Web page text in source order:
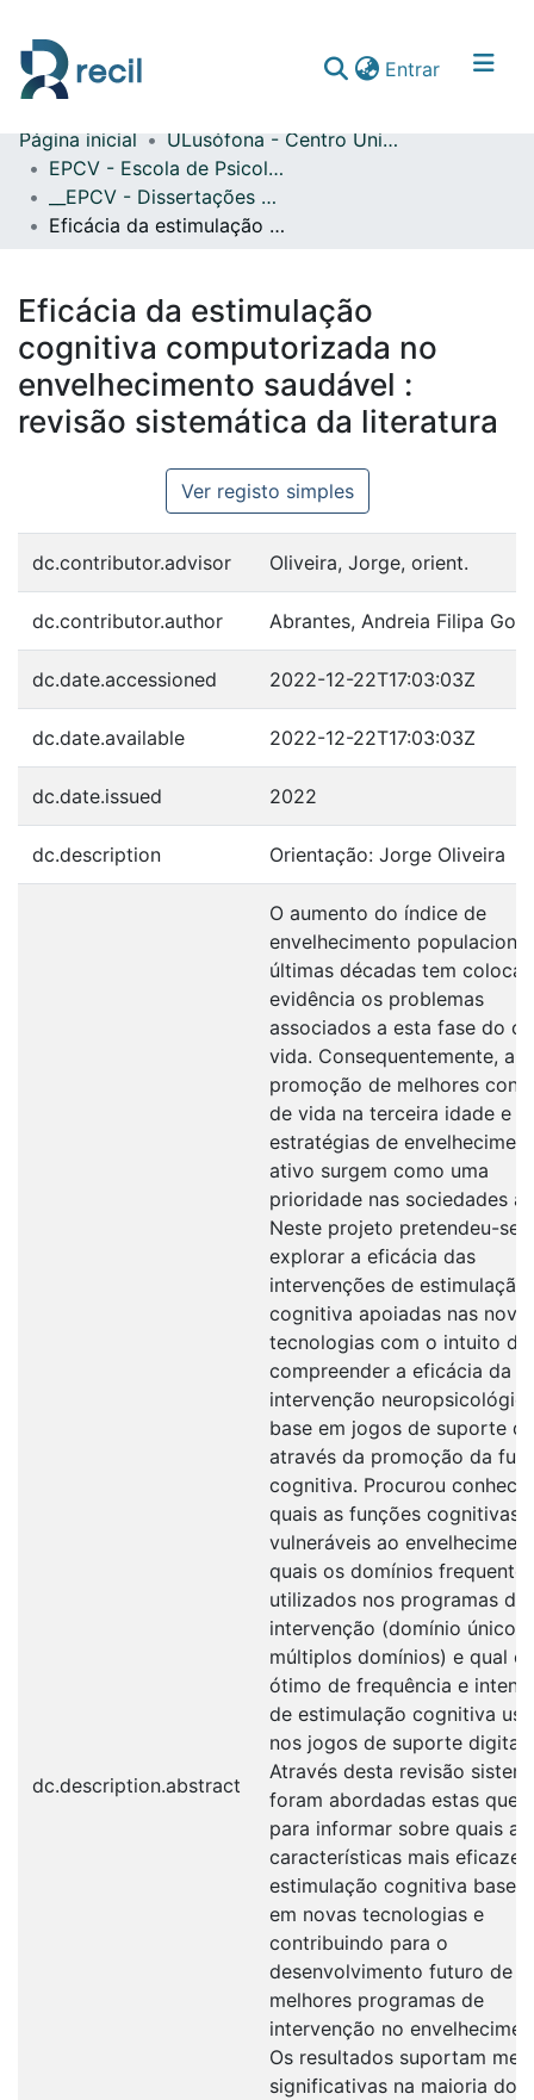
Entrar(current)
Comunidades & Coleções
Percorrer repositório
Página inicial
ULusófona - Centro Universitário de Lisboa
EPCV - Escola de Psicologia e Ciências da Vida
__EPCV - Dissertações de Mestrado
Eficácia da estimulação cognitiva computorizada no envelhecimento saudável : revisão sistemática da literatura
Eficácia da estimulação
cognitiva computorizada no
envelhecimento saudável :
revisão sistemática da literatura
Ver registo simples
dc.contributor.advisor Oliveira, Jorge, orient.
dc.contributor.author Abrantes, Andreia Filipa
dc.date.accessioned 2022-12-22T17:03:03Z
dc.date.available 2022-12-22T17:03:03Z
dc.date.issued 2022
dc.description Orientação: Jorge Oliveira
dc.description.abstract
O aumento do índice de
envelhecimento
últimas décadas tem
evidência os problemas
associados a esta fase do
vida. Consequentemente, a
promoção de melhores
de vida na terceira idade e
estratégias de
ativo surgem como uma
prioridade nas sociedades
Neste projeto pretendeu-se
explorar a eficácia das
intervenções de estimulação
cognitiva apoiadas nas
tecnologias com o intuito de
compreender a eficácia da
intervenção
base em jogos de suporte
através da promoção da
cognitiva. Procurou conhecer
quais as funções cognitivas
vulneráveis ao
quais os domínios
utilizados nos programas de
intervenção (domínio único
múltiplos domínios) e qual o
ótimo de frequência e
de estimulação cognitiva
nos jogos de suporte digital.
Através desta revisão
foram abordadas estas
para informar sobre quais as
características mais
estimulação cognitiva
em novas tecnologias e
contribuindo para o
desenvolvimento futuro de
melhores programas de
intervenção no
Os resultados suportam
significativas na maioria dos